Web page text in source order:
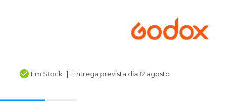
Em Stock Entrega prevista dia 12 agosto